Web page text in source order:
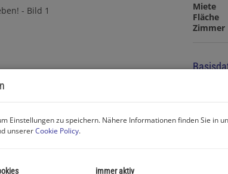
Miete
Fläche
Zimmer
Zimmer
Einstellungen zu speichern. Nähere Informationen finden Sie in
unsererCookie Policy.
immer aktiv